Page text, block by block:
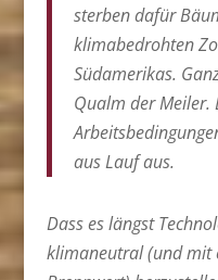
sterben dafür
klimabedrohten
Südamerikas.
Qualm der Meiler.
aus Lauf aus.
Dass es längst
klimaneutral (und mit